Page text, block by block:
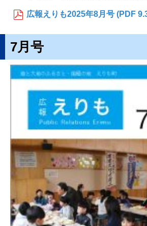
広報えりも2025年8月号 (PDF
7月号